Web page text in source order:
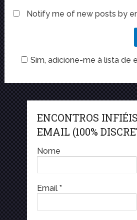
Notify me of new posts by
Sim, adicione-me à lista de
ENCONTROS
EMAIL (100%
Nome
Email *